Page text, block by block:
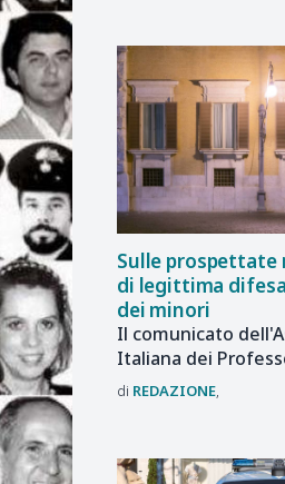
Sulle
di legittima
dei minori
Il comunicato
Italiana dei
REDAZIONE